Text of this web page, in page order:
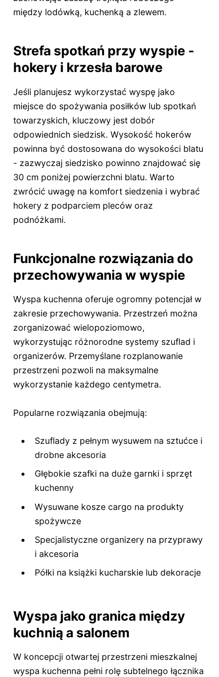
między lodówką, kuchenką a zlewem.
Strefa spotkań przy wyspie -
hokery i krzesła barowe
Jeśli planujesz wykorzystać wyspę jako
miejsce do spożywania posiłków lub spotkań
towarzyskich, kluczowy jest dobór
odpowiednich siedzisk. Wysokość hokerów
powinna być dostosowana do wysokości blatu
- zazwyczaj siedzisko powinno znajdować się
30 cm poniżej powierzchni blatu. Warto
zwrócić uwagę na komfort siedzenia i wybrać
hokery z podparciem pleców oraz
podnóżkami.
Funkcjonalne rozwiązania do
przechowywania w wyspie
Wyspa kuchenna oferuje ogromny potencjał w
zakresie przechowywania. Przestrzeń można
zorganizować wielopoziomowo,
wykorzystując różnorodne systemy szuflad i
organizerów. Przemyślane rozplanowanie
przestrzeni pozwoli na maksymalne
wykorzystanie każdego centymetra.
Popularne rozwiązania obejmują:
Szuflady z pełnym wysuwem na sztućce i
drobne akcesoria
Głębokie szafki na duże garnki i sprzęt
kuchenny
Wysuwane kosze cargo na produkty
spożywcze
Specjalistyczne organizery na przyprawy
i akcesoria
Półki na książki kucharskie lub dekoracje
Wyspa jako granica między
kuchnią a salonem
W koncepcji otwartej przestrzeni mieszkalnej
wyspa kuchenna pełni rolę subtelnego łącznika